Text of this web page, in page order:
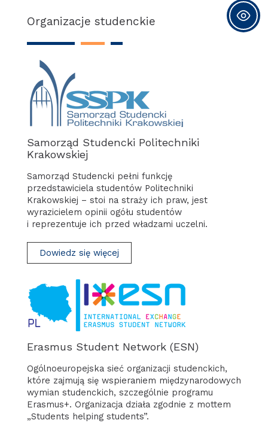
Organizacje studenckie
Samorząd Studencki Politechniki
Krakowskiej
Samorząd Studencki pełni funkcję
przedstawiciela studentów Politechniki
Krakowskiej – stoi na straży ich praw, jest
wyrazicielem opinii ogółu studentów
i reprezentuje ich przed władzami uczelni.
Dowiedz się więcej
Erasmus Student Network (ESN)
Ogólnoeuropejska sieć organizacji studenckich,
które zajmują się wspieraniem międzynarodowych
wymian studenckich, szczególnie programu
Erasmus+. Organizacja działa zgodnie z mottem
„Students helping students”.